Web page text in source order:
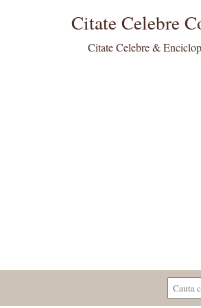
Citate Celebre
Citate Celebre &